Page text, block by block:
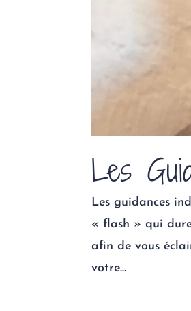
Les
Les guidances
« flash » qui
afin de vous
votre...